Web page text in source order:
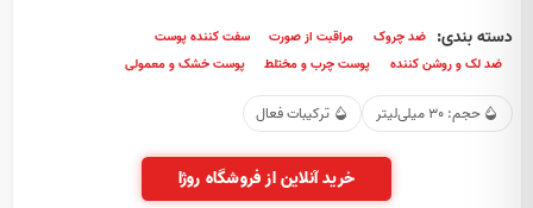
دسته بندی: ضد چروک مراقبت از صورت
سفت کننده پوست
ضد لک و روشن کننده
پوست چرب و مختلط پوست خشک و معمولی
حجم: 30 میلی‌لیتر ترکیبات فعال
خرید آنلاین از فروشگاه روژا